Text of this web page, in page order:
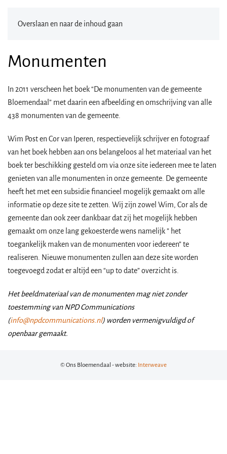
Overslaan en naar de inhoud gaan
Monumenten
In 2011 verscheen het boek “De monumenten van de gemeente
Bloemendaal” met daarin een afbeelding en omschrijving van alle
438 monumenten van de gemeente.
Wim Post en Cor van Iperen, respectievelijk schrijver en fotograaf
van het boek hebben aan ons belangeloos al het materiaal van het
boek ter beschikking gesteld om via onze site iedereen mee te laten
genieten van alle monumenten in onze gemeente. De gemeente
heeft het met een subsidie financieel mogelijk gemaakt om alle
informatie op deze site te zetten. Wij zijn zowel Wim, Cor als de
gemeente dan ook zeer dankbaar dat zij het mogelijk hebben
gemaakt om onze lang gekoesterde wens namelijk ” het
toegankelijk maken van de monumenten voor iedereen” te
realiseren. Nieuwe monumenten zullen aan deze site worden
toegevoegd zodat er altijd een “up to date” overzicht is.
Het beeldmateriaal van de monumenten mag niet zonder
toestemming van NPD Communications
(info@npdcommunications.nl) worden vermenigvuldigd of
openbaar gemaakt.
© Ons Bloemendaal - website: Interweave